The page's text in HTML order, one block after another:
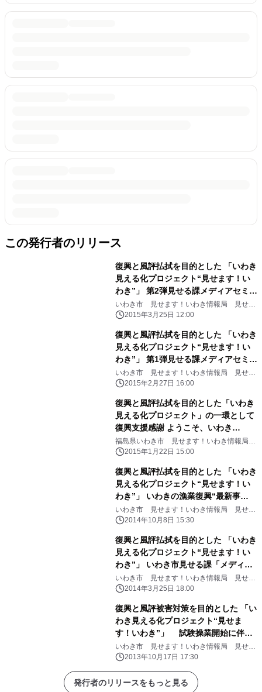
この発行者のリリース
復興と風評払拭を目的とした 「いわき
見える化プロジェクト“見せます！い
わき”」 第2弾見せる課メディアセミナ
ー 「食べて知る！いわき産きのこのお
いしさと安全性」開催される 平成27
いわき市 見せます！いわき情報局 見せる
課 2015年3月25日 12:00
復興と風評払拭を目的とした 「いわき
見える化プロジェクト“見せます！い
わき”」 第1弾見せる課メディアセミナ
ー 「食べて知る！いわき水産物の魅
力と漁業復興“最新事情”」開催され
園にて
いわき市 見せます！いわき情報局 見せる
課 2015年2月27日 16:00
復興と風評払拭を目的とした「いわき
見える化プロジェクト」の一環として
復興支援感謝 ようこそ、いわき
へ！“出張いちご園”開催される
福島県いわき市 見せます！いわき情報局
見せる課
2015年1月22日 15:00
復興と風評払拭を目的とした 「いわき
見える化プロジェクト“見せます！い
わき”」 いわきの漁業復興“最新事
情”に関する 「築地市場」表敬訪問・
説明会開催される
いわき市 見せます！いわき情報局 見せる
課 2014年10月8日 15:30
復興と風評払拭を目的とした 「いわき
見える化プロジェクト“見せます！い
わき”」 いわき市見せる課「メディア
懇談会」を開催
いわき市 見せます！いわき情報局 見せる
課 2014年3月25日 18:00
復興と風評被害対策を目的とした 「い
わき見える化プロジェクト“見せま
す！いわき”」 試験操業開始に伴い
沿岸漁業の「見える化」を推進
いわき市 見せます！いわき情報局 見せる
課 2013年10月17日 17:30
発行者のリリースをもっと見る